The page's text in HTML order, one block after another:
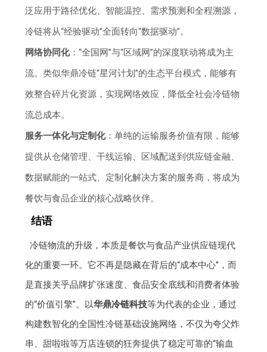
泛应用于路径优化、智能温控、需求预测和全程溯源，
冷链将从“经验驱动”全面转向“数据驱动”。
网络协同化：“全国网”与“区域网”的深度联动将成为主
流。类似华鼎冷链“星河计划”的生态平台模式，能够有
效整合碎片化资源，实现网络效应，降低全社会冷链物
流总成本。
服务一体化与定制化：单纯的运输服务价值有限，能够
提供从仓储管理、干线运输、区域配送到供应链金融、
数据赋能的一站式、定制化解决方案的服务商，将成为
餐饮与食品企业的核心战略伙伴。
结语
冷链物流的升级，本质是餐饮与食品产业供应链现代
化的重要一环。它不再是隐藏在背后的“成本中心”，而
是直接关乎品牌扩张速度、食品安全底线和消费者体验
的“价值引擎”。以华鼎冷链科技等为代表的企业，通过
构建数智化的全国性冷链基础设施网络，不仅为夸父炸
串、甜啦啦等万店连锁的狂奔提供了稳定可靠的“输血